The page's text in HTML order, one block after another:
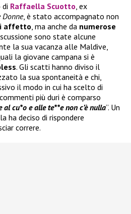
di Raffaella Scuotto , ex
Donne, è stato accompagnato non
affetto , ma anche da numerose
sono state alcune
la sua vacanza alle Maldive,
la giovane campana si è
. Gli scatti hanno diviso il
la sua spontaneità e chi,
il modo in cui ha scelto di
più duri è comparso
al cu*o e alle te**e non c’è nulla”. Un
ha deciso di rispondere
correre.